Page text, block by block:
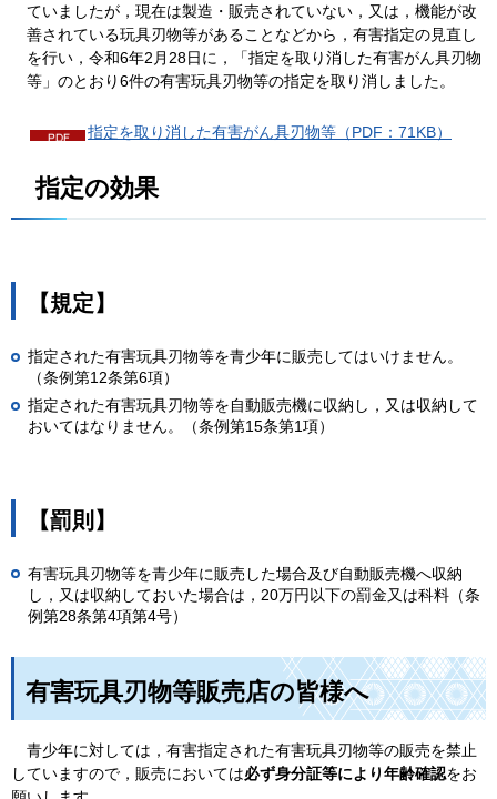
ていましたが，現在は製造・販売されていない，又は，機能が改
善されている玩具刃物等があることなどから，有害指定の見直し
を行い，令和6年2月28日に，「指定を取り消した有害がん具刃物
等」のとおり6件の有害玩具刃物等の指定を取り消しました。
指定を取り消した有害がん具刃物等（PDF：71KB）
指定の効果
【規定】
指定された有害玩具刃物等を青少年に販売してはいけません。
（条例第12条第6項）
指定された有害玩具刃物等を自動販売機に収納し，又は収納して
おいてはなりません。（条例第15条第1項）
【罰則】
有害玩具刃物等を青少年に販売した場合及び自動販売機へ収納
し，又は収納しておいた場合は，20万円以下の罰金又は科料（条
例第28条第4項第4号）
有害玩具刃物等販売店の皆様へ
青少年に対しては，有害指定された有害玩具刃物等の販売を禁止
していますので，販売においては必ず身分証等により年齢確認をお